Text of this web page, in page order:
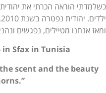
כשלמדתי הוראה הכרתי את
ומאז אנחנו מטיילים, נפגשים
in Sfax in Tunisia
scent and the beauty